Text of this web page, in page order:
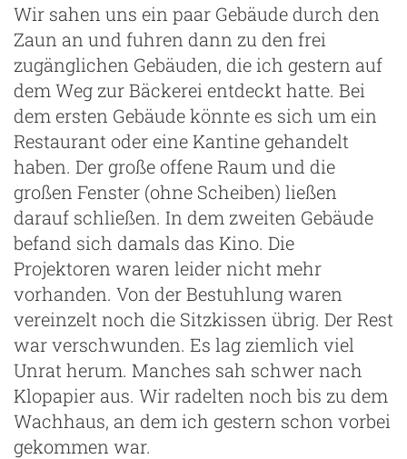
Wir sahen uns ein paar Gebäude durch den
Zaun an und fuhren dann zu den frei
zugänglichen Gebäuden, die ich gestern auf
dem Weg zur Bäckerei entdeckt hatte. Bei
dem ersten Gebäude könnte es sich um ein
Restaurant oder eine Kantine gehandelt
haben. Der große offene Raum und die
großen Fenster (ohne Scheiben) ließen
darauf schließen. In dem zweiten Gebäude
befand sich damals das Kino. Die
Projektoren waren leider nicht mehr
vorhanden. Von der Bestuhlung waren
vereinzelt noch die Sitzkissen übrig. Der Rest
war verschwunden. Es lag ziemlich viel
Unrat herum. Manches sah schwer nach
Klopapier aus. Wir radelten noch bis zu dem
Wachhaus, an dem ich gestern schon vorbei
gekommen war.